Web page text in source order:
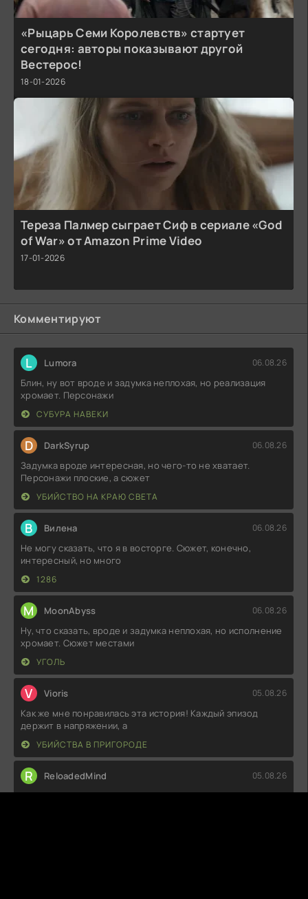
«Рыцарь Семи Королевств» стартует
сегодня: авторы показывают другой
Вестерос!
18-01-2026
Тереза Палмер сыграет Сиф в сериале «God
of War» от Amazon Prime Video
17-01-2026
Комментируют
L Lumora 06.08.26
Блин, ну вот вроде и задумка неплохая, но реализация
хромает. Персонажи
СУБУРА НАВЕКИ
D DarkSyrup 06.08.26
Задумка вроде интересная, но чего-то не хватает.
Персонажи плоские, а сюжет
УБИЙСТВО НА КРАЮ СВЕТА
В Вилена 06.08.26
Не могу сказать, что я в восторге. Сюжет, конечно,
интересный, но много
1286
M MoonAbyss 06.08.26
Ну, что сказать, вроде и задумка неплохая, но исполнение
хромает. Сюжет местами
УГОЛЬ
V Vioris 05.08.26
Как же мне понравилась эта история! Каждый эпизод
держит в напряжении, а
УБИЙСТВА В ПРИГОРОДЕ
R ReloadedMind 05.08.26
Как-то странно все это, ожидал большего. Сюжет вроде